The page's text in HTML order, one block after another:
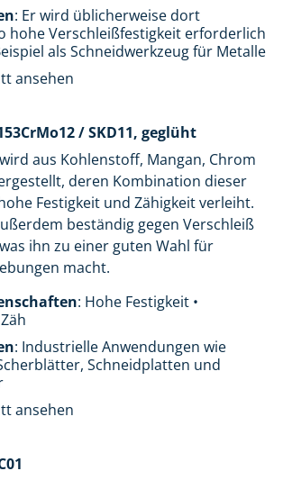
: Er wird üblicherweise dort
hohe Verschleißfestigkeit erforderlich
als Schneidwerkzeug für Metalle
ansehen
/ SKD11, geglüht
aus Kohlenstoff, Mangan, Chrom
deren Kombination dieser
Festigkeit und Zähigkeit verleiht.
beständig gegen Verschleiß
ihn zu einer guten Wahl für
macht.
: Hohe Festigkeit •
: Industrielle Anwendungen wie
Schneidplatten und
ansehen